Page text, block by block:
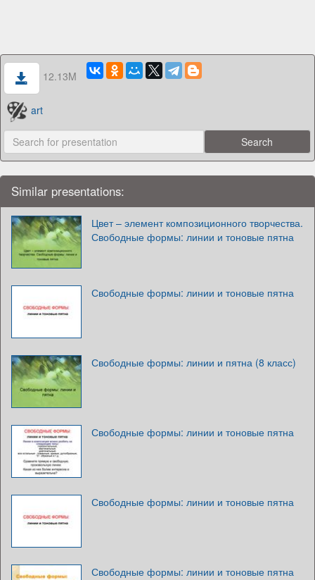
12.13M
art
Similar presentations:
Цвет – элемент композиционного творчества.
Свободные формы: линии и тоновые пятна
Свободные формы: линии и тоновые пятна
Свободные формы: линии и пятна (8 класс)
Свободные формы: линии и тоновые пятна
Свободные формы: линии и тоновые пятна
Свободные формы: линии и тоновые пятна